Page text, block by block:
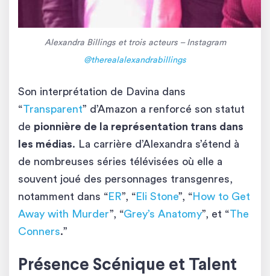
Alexandra Billings et trois acteurs – Instagram
@therealalexandrabillings
Son interprétation de Davina dans
“Transparent” d’Amazon a renforcé son statut
de pionnière de la représentation trans dans
les médias. La carrière d’Alexandra s’étend à
de nombreuses séries télévisées où elle a
souvent joué des personnages transgenres,
notamment dans “ER”, “Eli Stone”, “How to Get
Away with Murder”, “Grey’s Anatomy”, et “The
Conners.”
Présence Scénique et Talent